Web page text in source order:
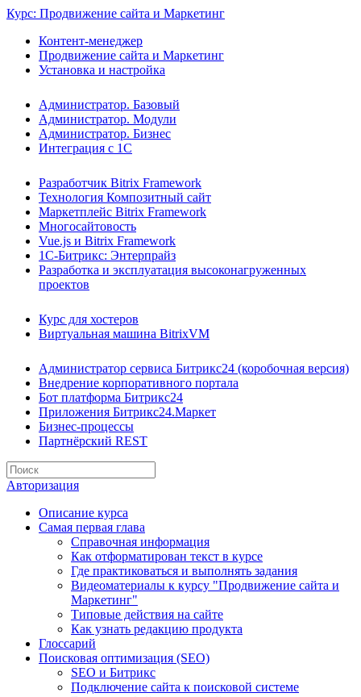
Курс: Продвижение сайта и Маркетинг
Контент-менеджер
Продвижение сайта и Маркетинг
Установка и настройка
Администратор. Базовый
Администратор. Модули
Администратор. Бизнес
Интеграция с 1С
Разработчик Bitrix Framework
Технология Композитный сайт
Маркетплейс Bitrix Framework
Многосайтовость
Vue.js и Bitrix Framework
1С-Битрикс: Энтерпрайз
Разработка и эксплуатация высоконагруженных
проектов
Курс для хостеров
Виртуальная машина BitrixVM
Администратор сервиса Битрикс24 (коробочная версия)
Внедрение корпоративного портала
Бот платформа Битрикс24
Приложения Битрикс24.Маркет
Бизнес-процессы
Партнёрский REST
Авторизация
Описание курса
Самая первая глава
Справочная информация
Как отформатирован текст в курсе
Где практиковаться и выполнять задания
Видеоматериалы к курсу "Продвижение сайта и
Маркетинг"
Типовые действия на сайте
Как узнать редакцию продукта
Глоссарий
Поисковая оптимизация (SEO)
SEO и Битрикс
Подключение сайта к поисковой системе